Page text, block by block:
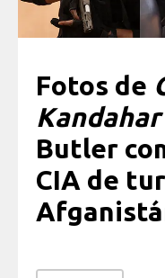
Fotos de
Kandahar
Butler
CIA de